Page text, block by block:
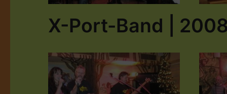
X-Port-Band |